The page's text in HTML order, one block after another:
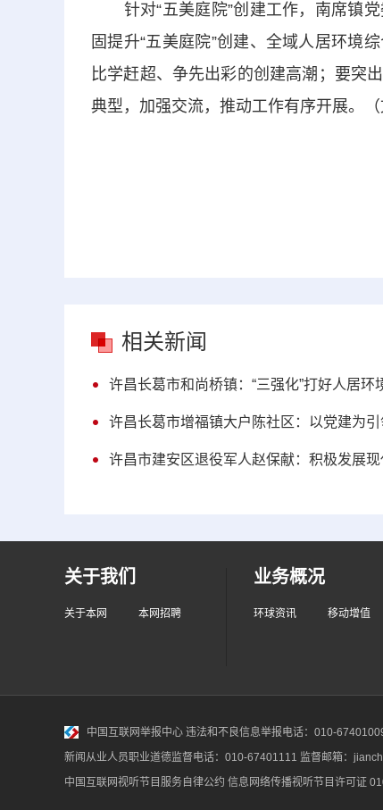
针对“五美庭院”创建工作，南席镇党
固提升“五美庭院”创建、全域人居环境
比学赶超、争先出彩的创建高潮；要突
典型，加强交流，推动工作有序开展。（
相关新闻
许昌长葛市和尚桥镇：“三强化”打好人居环
许昌长葛市增福镇大户陈社区：以党建为
许昌市建安区退役军人赵保献：积极发展
关于我们
关于本网 本网招聘
业务概况
环球资讯 移动增值
中国互联网举报中心 违法和不良信息举报电话：010-
新闻从业人员职业道德监督电话：010-67401111 监督邮箱：
中国互联网视听节目服务自律公约 信息网络传播视听节目许可证